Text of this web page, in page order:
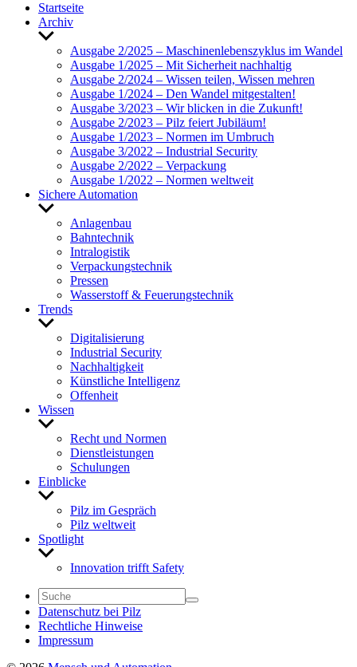
Start­seite
Archiv
Untermenü
anzeigenAusgabe 2/2025 – Maschi­nen­le­bens­zy­klus im Wandel
Ausgabe 1/2025 – Mit Sicher­heit nach­haltig
Ausgabe 2/2024 – Wissen teilen, Wissen mehren
Ausgabe 1/2024 – Den Wandel mitge­stalten!
Ausgabe 3/2023 – Wir blicken in die Zukunft!
Ausgabe 2/2023 – Pilz feiert Jubi­läum!
Ausgabe 1/2023 – Normen im Umbruch
Ausgabe 3/2022 – Indus­trial Security
Ausgabe 2/2022 – Verpa­ckung
Ausgabe 1/2022 – Normen welt­weit
Sichere Auto­ma­tion
Untermenü
anzeigenAnla­genbau
Bahn­technik
Intra­lo­gistik
Verpa­ckungs­technik
Pressen
Wasser­stoff & Feue­rungs­technik
Trends
Untermenü
anzeigenDigi­ta­li­sie­rung
Indus­trial Security
Nach­hal­tig­keit
Künst­liche Intel­li­genz
Offen­heit
Wissen
Untermenü
anzeigenRecht und Normen
Dienst­leis­tungen
Schu­lungen
Einblicke
Untermenü
anzeigenPilz im Gespräch
Pilz welt­weit
Spot­light
Untermenü
anzeigenInno­va­tion trifft Safety
Daten­schutz bei Pilz
Recht­liche Hinweise
Impressum